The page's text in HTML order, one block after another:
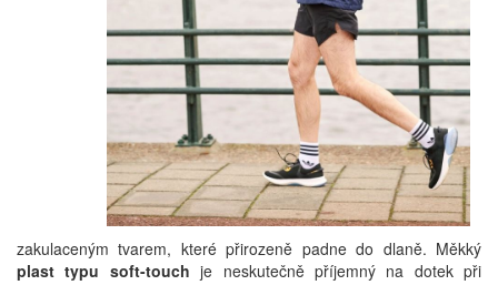
zakulaceným tvarem, které přirozeně padne do dlaně. Měkký
plast typu soft-touchje neskutečně příjemný na dotek při